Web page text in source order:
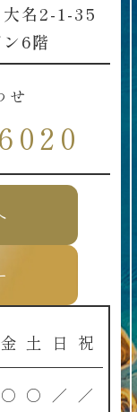
名2-1-35
6階
せ
金 土 日 祝
○ ○ ／ ／